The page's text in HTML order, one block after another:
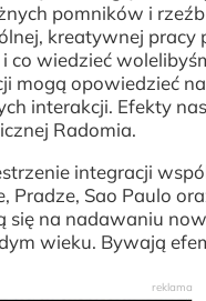
pomników i
kreatywnej pracy
co wiedzieć
mogą opowiedzieć
interakcji. Efekty
Radomia.
integracji
Pradze, Sao Paulo
się na nadawaniu
wieku. Bywają